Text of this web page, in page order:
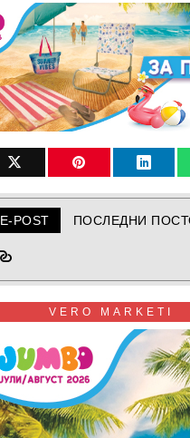
E-POST ПОСЛЕДНИ
VERO MARKETI